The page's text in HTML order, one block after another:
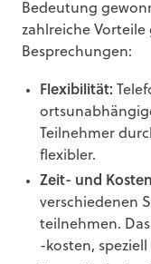
Bedeutung
zahlreiche Vorteile
Besprechungen:
Flexibilität:
Teilnehmer
flexibler.
Zeit- und
verschiedenen
teilnehmen.
-kosten,